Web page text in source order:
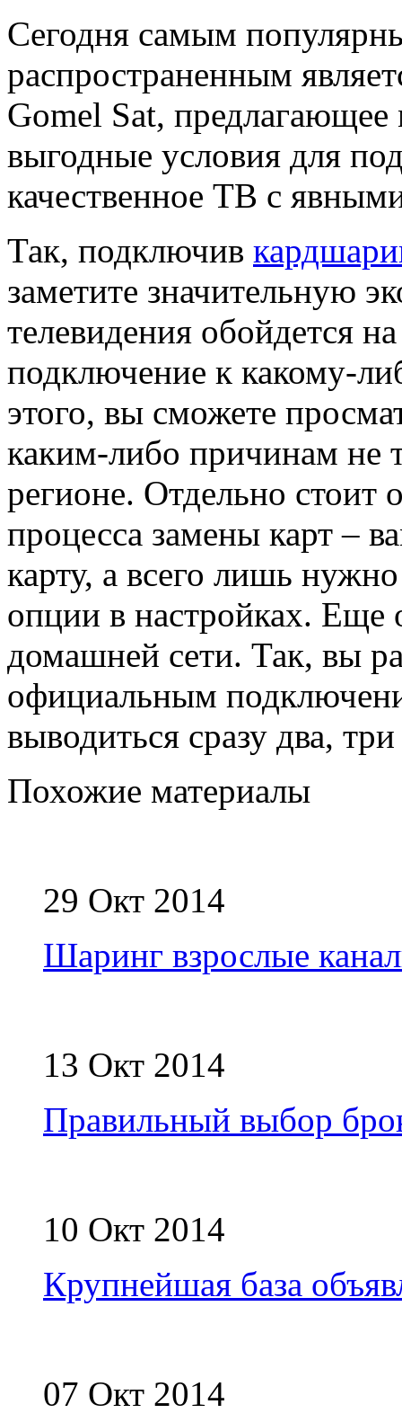
Сегодня самым
распространенным
Gomel Sat, предлагающее
выгодные условия для
качественное ТВ с
Так, подключив
заметите значительную
телевидения обойдется
подключение к какому-
этого, вы сможете
каким-либо причинам не
регионе. Отдельно стоит
процесса замены карт –
карту, а всего лишь
опции в настройках. Еще
домашней сети. Так, вы
официальным
выводиться сразу два,
Похожие материалы
29 Окт 2014
Шаринг взрослые
13 Окт 2014
Правильный выбор
10 Окт 2014
Крупнейшая база
07 Окт 2014